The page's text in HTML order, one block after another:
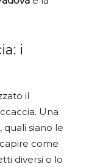
i
il
Una
siano le
come
diversi o lo